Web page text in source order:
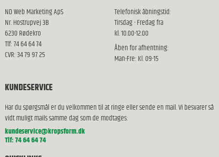
ND Web Marketing ApS
Nr. Hostrupvej 3B
6230 Rødekro
Tlf: 74 64 64 74
CVR: 34 79 97 25
Telefonisk åbningstid:
Tirsdag - Fredag fra
kl. 10.00-12.00
Åben for afhentning:
Man-Fre: Kl. 09-15
KUNDESERVICE
Har du spørgsmål er du velkommen til at ringe eller sende en mail. Vi besvarer så
vidt muligt mails samme dag som de modtages:
kundeservice@kropsform.dk
Tlf: 74 64 64 74